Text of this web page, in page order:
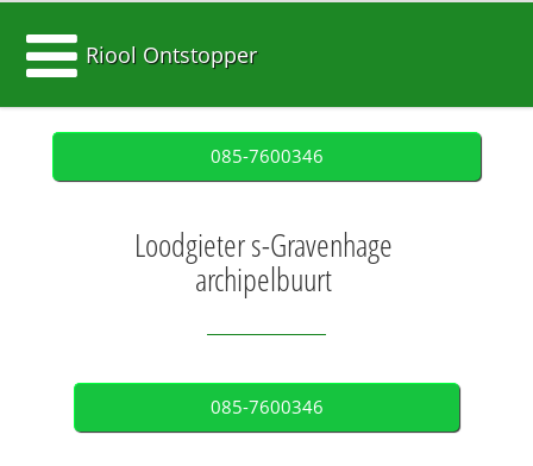
Riool Ontstopper
085-7600346
Loodgieter s-Gravenhage
archipelbuurt
085-7600346